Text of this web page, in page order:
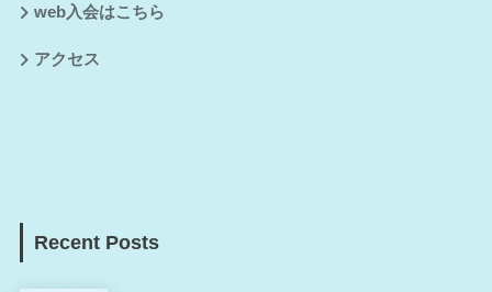
web入会はこちら
アクセス
Recent Posts